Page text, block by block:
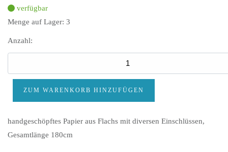
verfügbar
Menge auf Lager: 3
Anzahl:
handgeschöpftes Papier aus Flachs mit diversen Einschlüssen,
Gesamtlänge 180cm